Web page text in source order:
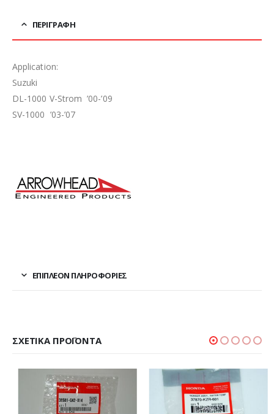
ΠΕΡΙΓΡΑΦΉ
Application:
Suzuki
DL-1000 V-Strom ’00-’09
SV-1000 ’03-’07
ΕΠΙΠΛΈΟΝ ΠΛΗΡΟΦΟΡΊΕΣ
ΣΧΕΤΙΚΆ ΠΡΟΪΌΝΤΑ